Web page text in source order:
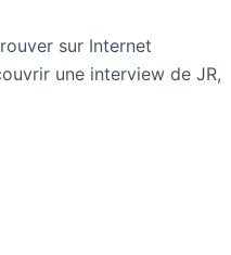
sur Internet
une interview de JR,